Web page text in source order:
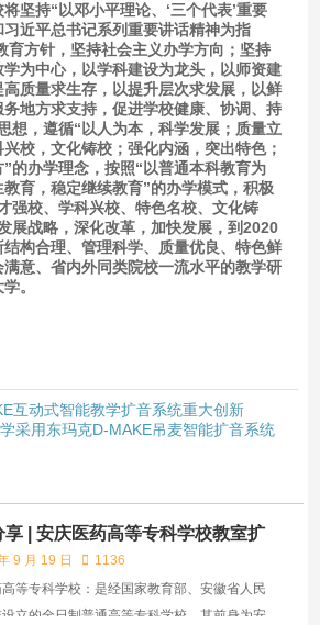
坚持“以邓小平理论、‘三个代表’重要
近平总书记系列重要讲话精神为指
育方针，坚持社会主义办学方向；坚持
为中心，以学科建设为龙头，以师资建
质量求生存，以提升层次求发展，以鲜
地方求支持，促进学校健康、协调、持
想，遵循“以人为本，科学发展；质量立
校，文化铸校；强化内涵，突出特色；
的办学理念，按照“以普通本科教育为
育，稳定继续教育”的办学模式，积极
强校、学科兴校、特色名校、文化铸
展战略，深化改革，加快发展，到2020
构合理、管理科学、质量优良、特色鲜
意、省内外同类院校一流水平的教学研
。
互动式智能教学扩音系统重大创新
采用东玛克D-MAKE吊麦智能扩音系统
享 | 安庆医药高等专科学校教室扩
9 月 19 日
1136
等专科学校：是经国家教育部、安徽省人民
立的全日制普通高等专科学校，其前身为安